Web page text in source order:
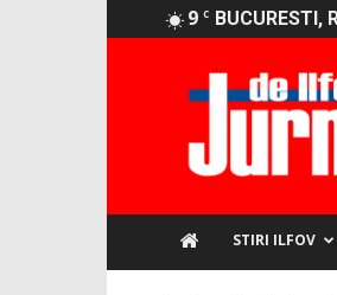
9 C BUCURESTI,
STIRI ILFOV